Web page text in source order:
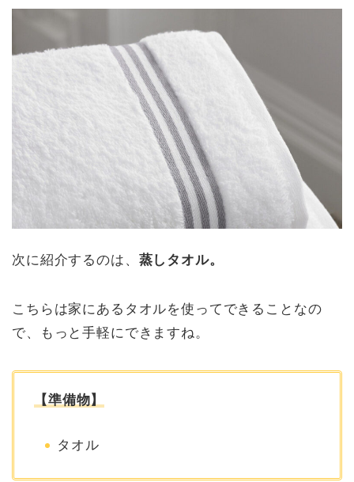
次に紹介するのは、 蒸しタオル。
こちらは家にあるタオルを使ってできることなの
で、もっと手軽にできますね。
【準備物】
タオル